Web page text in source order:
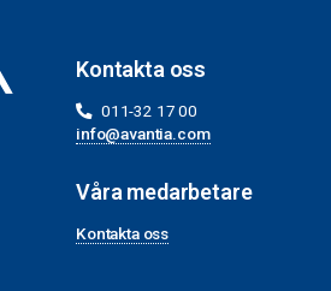
Kontakta oss
011-32 17 00
info@avantia.com
Våra medarbetare
Kontakta oss